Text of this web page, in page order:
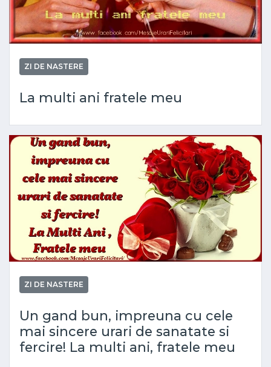
ZI DE NASTERE
La multi ani fratele meu
ZI DE NASTERE
Un gand bun, impreuna cu cele
mai sincere urari de sanatate si
fercire! La multi ani, fratele meu